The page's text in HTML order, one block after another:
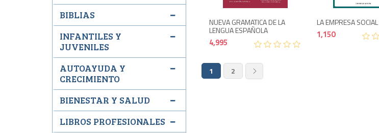
NUEVA GRAMATICA DE LA
LENGUA ESPAÑOLA
4,995
LA EMPRESA SOCIAL
1,150
1 2
BIBLIAS
INFANTILES Y
JUVENILES
AUTOAYUDA Y
CRECIMIENTO
BIENESTAR Y SALUD
LIBROS PROFESIONALES